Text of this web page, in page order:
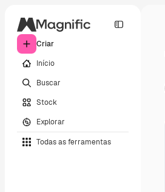
Criar
Início
Buscar
Stock
Explorar
Todas as ferramentas